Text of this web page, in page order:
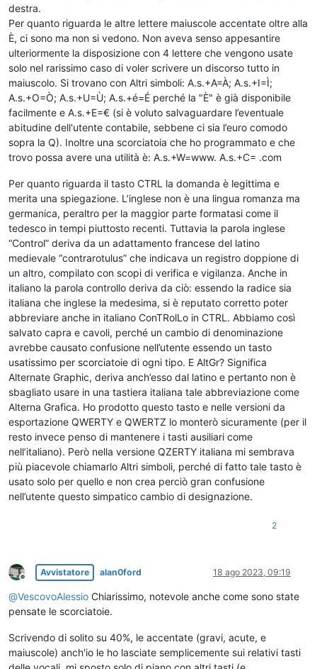
destra.
Per quanto riguarda le altre lettere maiuscole accentate oltre alla
È, ci sono ma non si vedono. Non aveva senso appesantire
ulteriormente la disposizione con 4 lettere che vengono usate
solo nel rarissimo caso di voler scrivere un discorso tutto in
maiuscolo. Si trovano con Altri simboli: A.s.+A=À; A.s.+I=Ì;
A.s.+O=Ò; A.s.+U=Ù; A.s.+é=É perché la "È" è già disponibile
facilmente e A.s.+E=€ (si è voluto salvaguardare l’eventuale
abitudine dell'utente contabile, sebbene ci sia l’euro comodo
sopra la Q). Inoltre una scorciatoia che ho programmato e che
trovo possa avere una utilità è: A.s.+W=www. A.s.+C= .com
Per quanto riguarda il tasto CTRL la domanda è legittima e
merita una spiegazione. L’inglese non è una lingua romanza ma
germanica, peraltro per la maggior parte formatasi come il
tedesco in tempi piuttosto recenti. Tuttavia la parola inglese
“Control” deriva da un adattamento francese del latino
medievale “contrarotulus” che indicava un registro doppione di
un altro, compilato con scopi di verifica e vigilanza. Anche in
italiano la parola controllo deriva da ciò: essendo la radice sia
italiana che inglese la medesima, si è reputato corretto poter
abbreviare anche in italiano ConTRolLo in CTRL. Abbiamo così
salvato capra e cavoli, perché un cambio di denominazione
avrebbe causato confusione nell’utente essendo un tasto
usatissimo per scorciatoie di ogni tipo. E AltGr? Significa
Alternate Graphic, deriva anch’esso dal latino e pertanto non è
sbagliato usare in una tastiera italiana tale abbreviazione come
Alterna Grafica. Ho prodotto questo tasto e nelle versioni da
esportazione QWERTY e QWERTZ lo monterò sicuramente (per il
resto invece penso di mantenere i tasti ausiliari come
nell’italiano). Però nella versione QZERTY italiana mi sembrava
più piacevole chiamarlo Altri simboli, perché di fatto tale tasto è
usato solo per quello e non crea perciò gran confusione
nell’utente questo simpatico cambio di designazione.
2
Non in linea
Avvistatore alan0ford 18 ago 2023, 09:19
@VescovoAlessio Chiarissimo, notevole anche come sono state
pensate le scorciatoie.
Scrivendo di solito su 40%, le accentate (gravi, acute, e
maiuscole) anch'io le ho lasciate semplicemente sui relativi tasti